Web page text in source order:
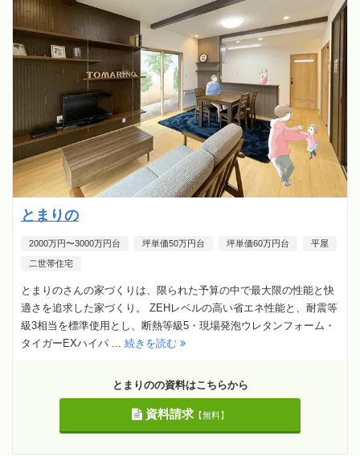
とまりの
2000万円〜3000万円台 坪単価50万円台 坪単価60万円台 平屋
二世帯住宅
とまりのさんの家づくりは、限られた予算の中で最大限の性能と快
適さを追求した家づくり。 ZEHレベルの高い省エネ性能と、耐震等
級3相当を標準使用とし、断熱等級5・現場発泡ウレタンフォーム・
タイガーEXハイパ ... 続きを読む
とまりのの資料はこちらから
資料請求【無料】